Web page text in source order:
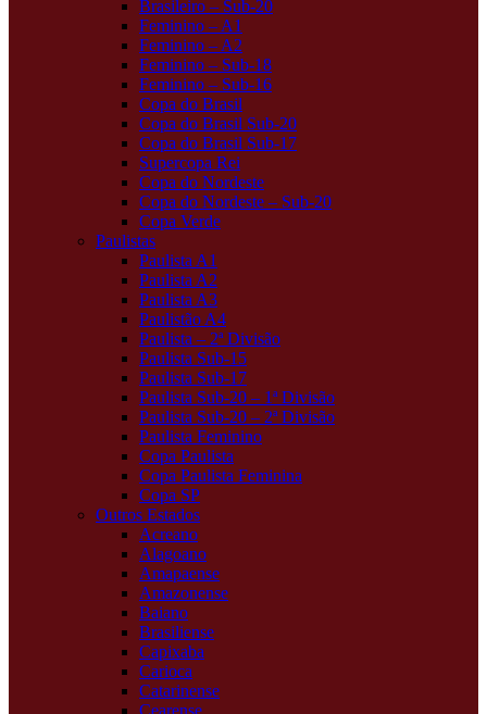
Brasileiro – Sub-20
Feminino – A1
Feminino – A2
Feminino – Sub-18
Feminino – Sub-16
Copa do Brasil
Copa do Brasil Sub-20
Copa do Brasil Sub-17
Supercopa Rei
Copa do Nordeste
Copa do Nordeste – Sub-20
Copa Verde
Paulistas
Paulista A1
Paulista A2
Paulista A3
Paulistão A4
Paulista – 2ª Divisão
Paulista Sub-15
Paulista Sub-17
Paulista Sub-20 – 1ª Divisão
Paulista Sub-20 – 2ª Divisão
Paulista Feminino
Copa Paulista
Copa Paulista Feminina
Copa SP
Outros Estados
Acreano
Alagoano
Amapaense
Amazonense
Baiano
Brasiliense
Capixaba
Carioca
Catarinense
Cearense